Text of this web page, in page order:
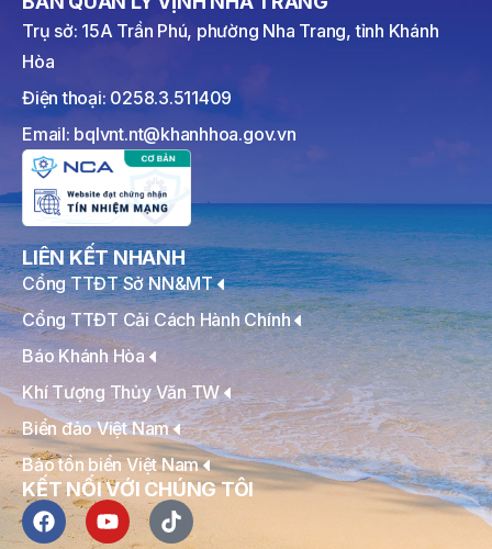
Trụ sở: 15A Trần Phú, phường Nha Trang, tỉnh Khánh
Hòa
Điện thoại: 0258.3.511409
Email: bqlvnt.nt@khanhhoa.gov.vn
LIÊN KẾT NHANH
Cổng TTĐT Sở NN&MT
Cổng TTĐT Cải Cách Hành Chính
Báo Khánh Hòa
Khí Tượng Thủy Văn TW
Biển đảo Việt Nam
Bảo tồn biển Việt Nam
KẾT NỐI VỚI CHÚNG TÔI